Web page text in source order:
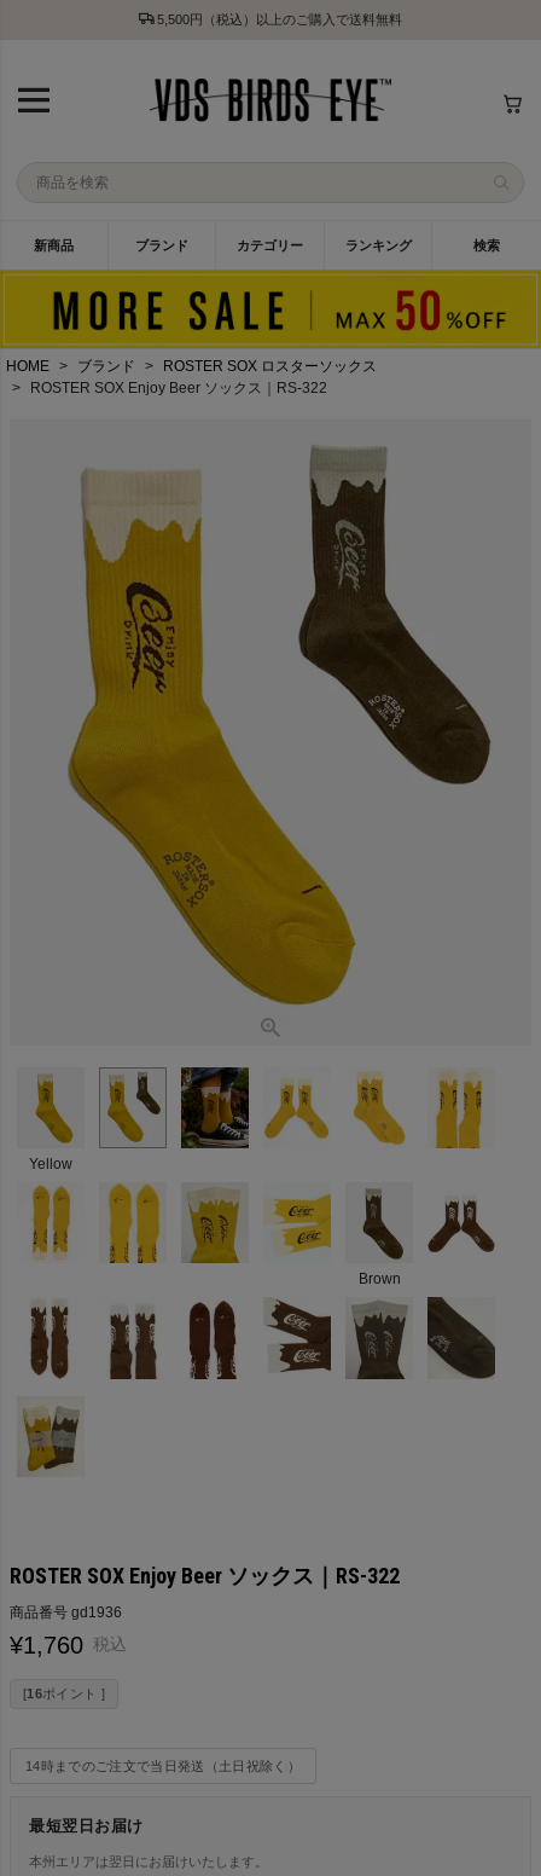
5,500円（税込）以上のご購入で送料無料
新商品 ブランド カテゴリー ランキング 検索
HOME ブランド
ROSTER SOX ロスターソックス
ROSTER SOX Enjoy Beer ソックス｜RS-322
Yellow
Brown
ROSTER SOX Enjoy Beer ソックス｜RS-322
商品番号 gd1936
¥1,760 税込
[16ポイント ]
14時までのご注文で当日発送（土日祝除く）
最短翌日お届け
本州エリアは翌日にお届けいたします。